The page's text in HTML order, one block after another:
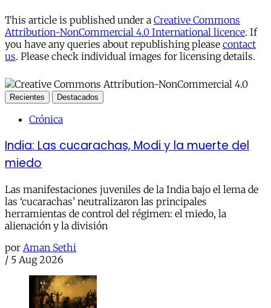
This article is published under a Creative Commons
Attribution-NonCommercial 4.0 International licence. If
you have any queries about republishing please contact
us. Please check individual images for licensing details.
Recientes Destacados
Crónica
India: Las cucarachas, Modi y la muerte del
miedo
Las manifestaciones juveniles de la India bajo el lema de
las ‘cucarachas’ neutralizaron las principales
herramientas de control del régimen: el miedo, la
alienación y la división
por Aman Sethi
/ 5 Aug 2026